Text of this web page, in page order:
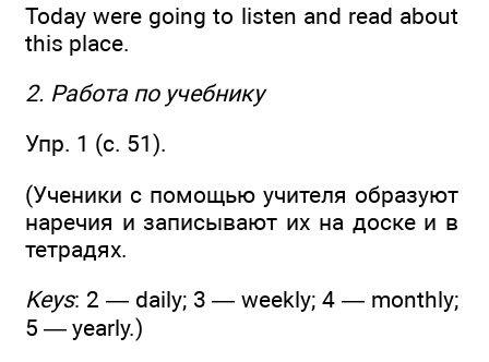
Today were going to listen and read about
this place.
2. Работа по учебнику
Упр. 1 (с. 51).
(Ученики с помощью учителя образуют
наречия и записывают их на доске и в
тетрадях.
Keys: 2 — daily; 3 — weekly; 4 — monthly;
5 — yearly.)